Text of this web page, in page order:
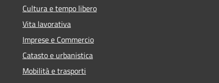
Cultura e tempo libero
Vita lavorativa
Imprese e Commercio
Catasto e urbanistica
Mobilità e trasporti